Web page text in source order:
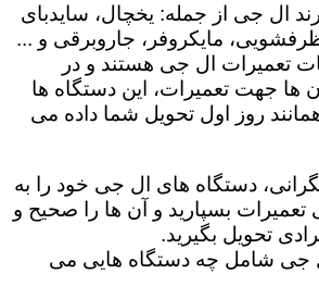
ال جی از جمله: یخچال، سایدبای
مایکروفر، جاروبرقی و ...
ال جی هستند و در
ها جهت تعمیرات، این دستگاه ها
روز اول تحویل شما داده می
دستگاه های ال جی خود را به
بسپارید و آن ها را صحیح و
تحویل بگیرید.
جی شامل چه دستگاه هایی می